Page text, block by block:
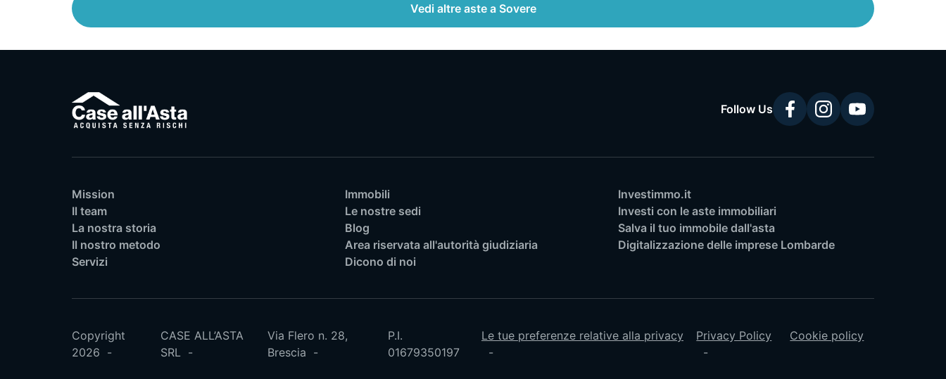
Vedi altre aste a Sovere
Follow Us
Mission
Il team
La nostra storia
Il nostro metodo
Servizi
Immobili
Le nostre sedi
Blog
Area riservata all'autorità giudiziaria
Dicono di noi
Investimmo.it
Investi con le aste immobiliari
Salva il tuo immobile dall'asta
Digitalizzazione delle imprese Lombarde
Copyright
2026
CASE ALL’ASTA
SRL
Via Flero n. 28,
Brescia
P.I.
01679350197
Le tue preferenze relative alla privacy Privacy Policy Cookie policy